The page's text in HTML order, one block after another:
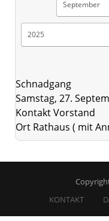
Schnadgang
Samstag, 27.
KontaktVorstand
Ort Rathaus ( mit
KONTAKT